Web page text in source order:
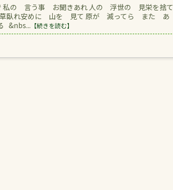
の 言う事 お聞きあれ 人の 浮世の 見栄を捨て
臥れ安めに 山を 見て 原が 減ってら また あ
&nbs... 【続きを読む】